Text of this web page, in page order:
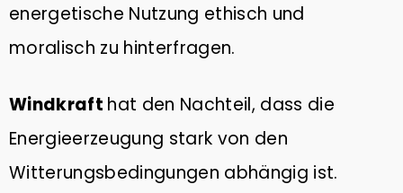
energetische Nutzung ethisch und
moralisch zu hinterfragen.
Windkraft hat den Nachteil, dass die
Energieerzeugung stark von den
Witterungsbedingungen abhängig ist.